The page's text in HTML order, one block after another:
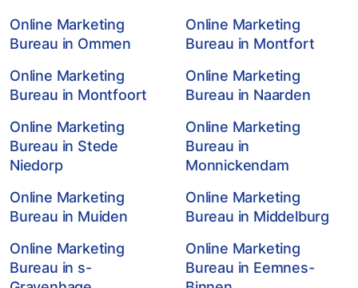
Online Marketing
Bureau in Ommen
Online Marketing
Bureau in Montfort
Online Marketing
Bureau in Montfoort
Online Marketing
Bureau in Naarden
Online Marketing
Bureau in Stede
Niedorp
Online Marketing
Bureau in
Monnickendam
Online Marketing
Bureau in Muiden
Online Marketing
Bureau in Middelburg
Online Marketing
Bureau in s-
Online Marketing
Bureau in Eemnes-